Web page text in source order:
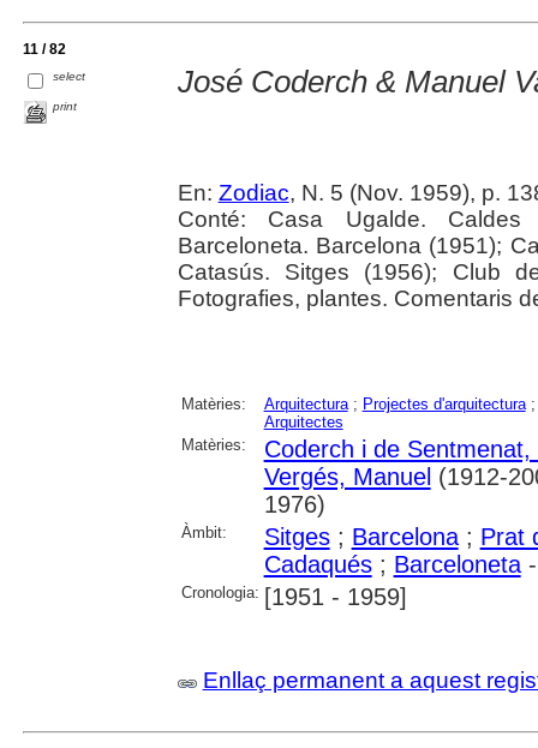
11 / 82
select
print
José Coderch & Manuel
En: Zodiac, N. 5 (Nov. 1959), p.
Conté: Casa Ugalde.
Barceloneta. Barcelona (1951);
Catasús. Sitges (1956); Club
Fotografies, plantes. Comentaris
Matèries: Arquitectura; Projectes d'arquitectura
Arquitectes
Matèries:
Coderch i de Sentmenat,
Vergés, Manuel (1912-
1976)
Àmbit: Sitges; Barcelona; Prat
Cadaqués; Barceloneta-
Cronologia: [1951 - 1959]
Enllaç permanent a aquest